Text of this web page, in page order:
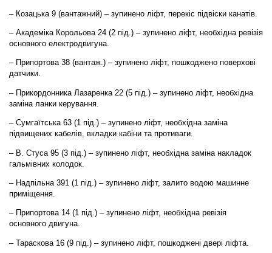
– Козацька 9 (вантажний) – зупинено ліфт, перекіс підвіски канатів.
– Академіка Корольова 24 (2 під.) – зупинено ліфт, необхідна ревізія
основного електродвигуна.
– Припортова 38 (вантаж.) – зупинено ліфт, пошкоджено поверхові
датчики.
– Прикордонника Лазаренка 22 (5 під.) – зупинено ліфт, необхідна
заміна ланки керування.
– Сумгаїтська 63 (1 під.) – зупинено ліфт, необхідна заміна
підвищених кабелів, вкладки кабіни та противаги.
– В. Стуса 95 (3 під.) – зупинено ліфт, необхідна заміна накладок
гальмівних колодок.
– Надпільна 391 (1 під.) – зупинено ліфт, залито водою машинне
приміщення.
– Припортова 14 (1 під.) – зупинено ліфт, необхідна ревізія
основного двигуна.
– Тараскова 16 (9 під.) – зупинено ліфт, пошкоджені двері ліфта.